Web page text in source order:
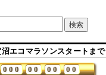
エコマラソンスタートまで
0 0 0 0 0 0 0 0 0